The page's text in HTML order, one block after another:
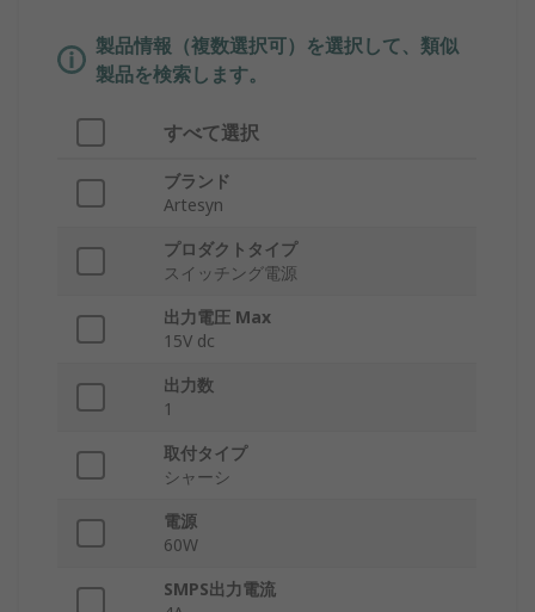
製品情報（複数選択可）を選択して、類似
製品を検索します。
すべて選択
ブランド
Artesyn
プロダクトタイプ
スイッチング電源
出力電圧 Max
15V dc
出力数
1
取付タイプ
シャーシ
電源
60W
SMPS出力電流